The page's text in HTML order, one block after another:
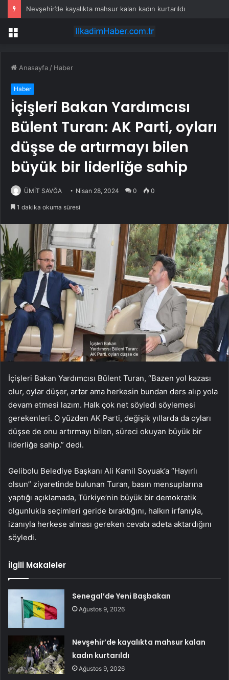
Nevşehir’de kayalıkta mahsur kalan kadın kurtarıldı
Menü
Anasayfa / Haber
Haber
İçişleri Bakan Yardımcısı
Bülent Turan: AK Parti, oyları
düşse de artırmayı bilen
büyük bir liderliğe sahip
ÜMİT SAVĞA Nisan 28, 2024 0 0
1 dakika okuma süresi
İçişleri Bakan Yardımcısı Bülent Turan, “Bazen yol kazası
olur, oylar düşer, artar ama herkesin bundan ders alıp yola
devam etmesi lazım. Halk çok net söyledi söylemesi
gerekenleri. O yüzden AK Parti, değişik yıllarda da oyları
düşse de onu artırmayı bilen, süreci okuyan büyük bir
liderliğe sahip.” dedi.
Gelibolu Belediye Başkanı Ali Kamil Soyuak’a “Hayırlı
olsun” ziyaretinde bulunan Turan, basın mensuplarına
yaptığı açıklamada, Türkiye’nin büyük bir demokratik
olgunlukla seçimleri geride bıraktığını, halkın irfanıyla,
izanıyla herkese alması gereken cevabı adeta aktardığını
söyledi.
İlgili Makaleler
Senegal’de Yeni Başbakan
Ağustos 9, 2026
Nevşehir’de kayalıkta mahsur kalan
kadın kurtarıldı
Ağustos 9, 2026